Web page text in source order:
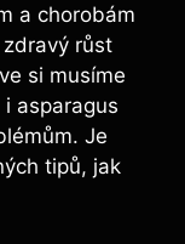
a chorobám
růst
si musíme
asparagus
Je
tipů, jak